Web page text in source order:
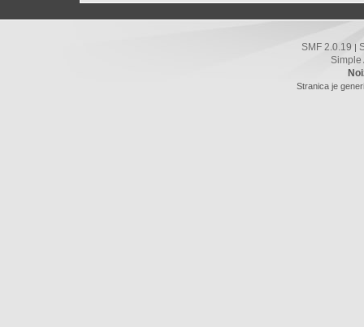
SMF 2.0.19 |
Simple
Stranica je